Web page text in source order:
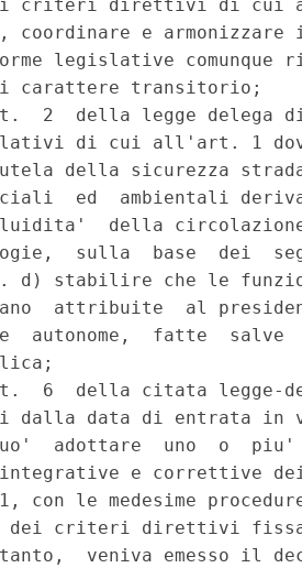
criteri direttivi di cui
coordinare e
legislative comunque
carattere transitorio;
2  della legge delega
di cui all'art. 1
della sicurezza
ed  ambientali
della circolazione
sulla  base  dei
stabilire che le
attribuite  al
autonome,  fatte
6  della citata legge-
dalla data di entrata in
adottare  uno  o
e correttive
le medesime
dei criteri direttivi
veniva emesso il